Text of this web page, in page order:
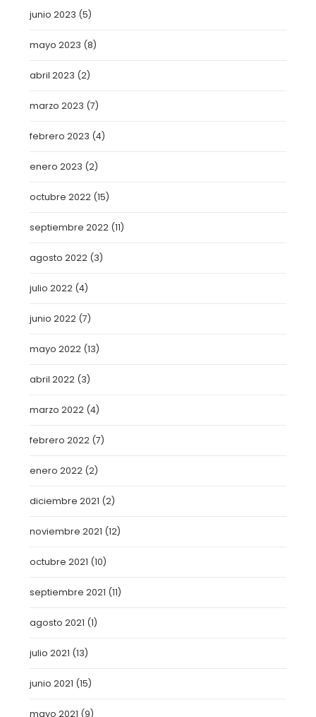
junio 2023 (5)
mayo 2023 (8)
abril 2023 (2)
marzo 2023 (7)
febrero 2023 (4)
enero 2023 (2)
octubre 2022 (15)
septiembre 2022 (11)
agosto 2022 (3)
julio 2022 (4)
junio 2022 (7)
mayo 2022 (13)
abril 2022 (3)
marzo 2022 (4)
febrero 2022 (7)
enero 2022 (2)
diciembre 2021 (2)
noviembre 2021 (12)
octubre 2021 (10)
septiembre 2021 (11)
agosto 2021 (1)
julio 2021 (13)
junio 2021 (15)
mayo 2021 (9)